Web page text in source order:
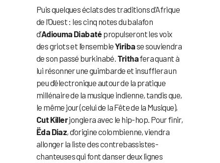
Puis quelques éclats des traditions d’Afrique
de l’Ouest : les cinq notes du balafon
d’Adiouma Diabaté propulseront les voix
des griots et l’ensembleYiribase souviendra
de son passé burkinabé. Trithafera quant à
lui résonner une guimbarde et insufflera un
peu d’électronique autour de la pratique
millénaire de la musique indienne, tandis que,
le même jour (celui de la Fête de la Musique),
Cut Killerjonglera avec le hip-hop. Pour finir,
Ëda Diaz, d’origine colombienne, viendra
allonger la liste des contrebassistes-
chanteuses qui font danser deux lignes